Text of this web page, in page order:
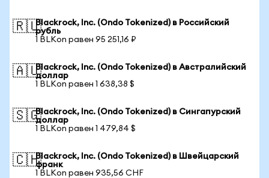
🇷🇺Blackrock, Inc. (Ondo Tokenized) в Российский
рубль
1 BLKon равен 95 251,16 ₽
🇦🇺Blackrock, Inc. (Ondo Tokenized) в Австралийский
доллар
1 BLKon равен 1 638,38 $
🇸🇬Blackrock, Inc. (Ondo Tokenized) в Сингапурский
доллар
1 BLKon равен 1 479,84 $
🇨🇭Blackrock, Inc. (Ondo Tokenized) в Швейцарский
франк
1 BLKon равен 935,56 CHF